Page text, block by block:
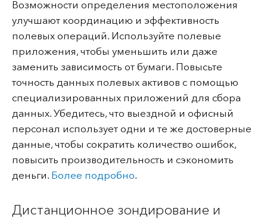
Возможности определения местоположения
улучшают координацию и эффективность
полевых операций. Используйте полевые
приложения, чтобы уменьшить или даже
заменить зависимость от бумаги. Повысьте
точность данных полевых активов с помощью
специализированных приложений для сбора
данных. Убедитесь, что выездной и офисный
персонал использует одни и те же достоверные
данные, чтобы сократить количество ошибок,
повысить производительность и сэкономить
деньги. Более подробно.
Дистанционное зондирование и